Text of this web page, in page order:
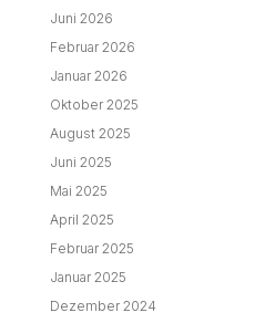
Juni 2026
Februar 2026
Januar 2026
Oktober 2025
August 2025
Juni 2025
Mai 2025
April 2025
Februar 2025
Januar 2025
Dezember 2024